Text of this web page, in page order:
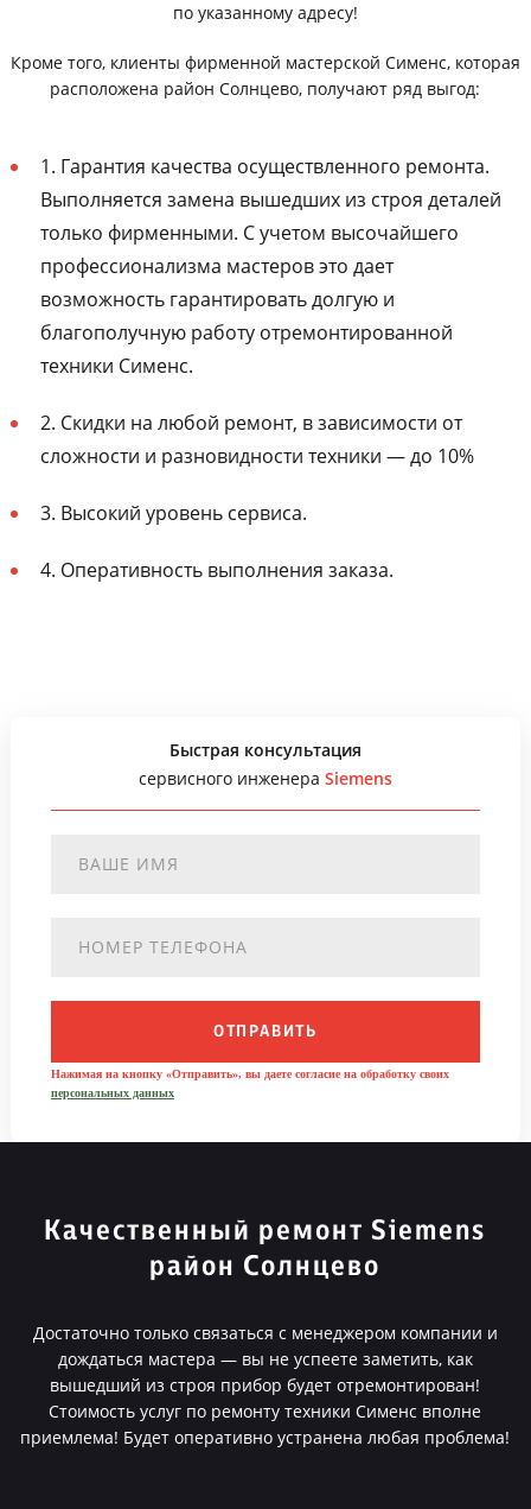
по указанному адресу!
Кроме того, клиенты фирменной мастерской Сименс, которая
расположена район Солнцево, получают ряд выгод:
1. Гарантия качества осуществленного ремонта.
Выполняется замена вышедших из строя деталей
только фирменными. С учетом высочайшего
профессионализма мастеров это дает
возможность гарантировать долгую и
благополучную работу отремонтированной
техники Сименс.
2. Скидки на любой ремонт, в зависимости от
сложности и разновидности техники — до 10%
3. Высокий уровень сервиса.
4. Оперативность выполнения заказа.
Быстрая консультация
сервисного инженера Siemens
ОТПРАВИТЬ
Нажимая на кнопку «Отправить», вы даете согласие на обработку своих
персональных данных
Качественный ремонт Siemens
район Солнцево
Достаточно только связаться с менеджером компании и
дождаться мастера — вы не успеете заметить, как
вышедший из строя прибор будет отремонтирован!
Стоимость услуг по ремонту техники Сименс вполне
приемлема! Будет оперативно устранена любая проблема!